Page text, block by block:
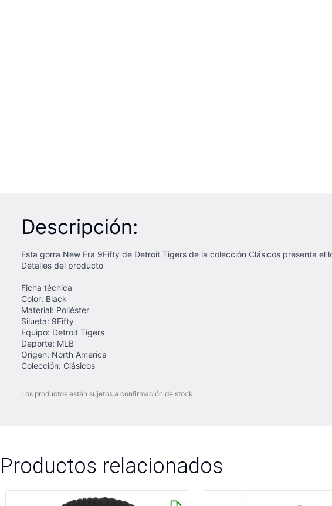
Descripción:
Esta gorra New Era 9Fifty de Detroit Tigers de la colección Clásicos presenta
Detalles del producto
Ficha técnica
Color: Black
Material: Poliéster
Silueta: 9Fifty
Equipo: Detroit Tigers
Deporte: MLB
Origen: North America
Colección: Clásicos
Los productos están sujetos a confirmación de stock.
Productos relacionados